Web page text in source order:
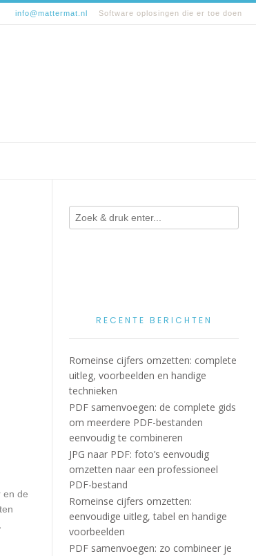
info@mattermat.nl Software oplosingen die er toe doen
en de
RECENTE BERICHTEN
Romeinse cijfers omzetten: complete
uitleg, voorbeelden en handige
technieken
PDF samenvoegen: de complete gids
om meerdere PDF-bestanden
eenvoudig te combineren
JPG naar PDF: foto’s eenvoudig
omzetten naar een professioneel
PDF-bestand
Romeinse cijfers omzetten:
eenvoudige uitleg, tabel en handige
voorbeelden
PDF samenvoegen: zo combineer je